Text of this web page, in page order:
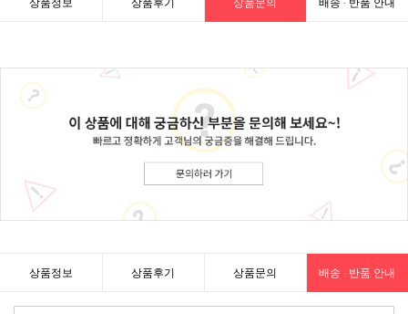
상품정보 상품후기 상품문의 배송 · 반품 안내